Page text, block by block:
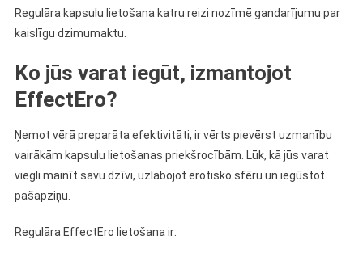
Regulāra kapsulu lietošana katru reizi nozīmē gandarījumu par
kaislīgu dzimumaktu.
Ko jūs varat iegūt, izmantojot
EffectEro?
Ņemot vērā preparāta efektivitāti, ir vērts pievērst uzmanību
vairākām kapsulu lietošanas priekšrocībām. Lūk, kā jūs varat
viegli mainīt savu dzīvi, uzlabojot erotisko sfēru un iegūstot
pašapziņu.
Regulāra EffectEro lietošana ir: